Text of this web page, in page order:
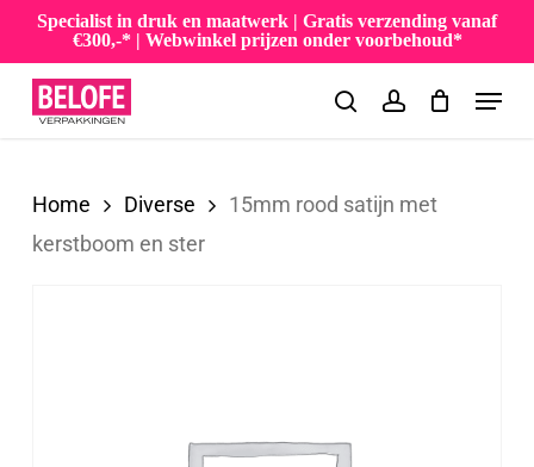
Skip
main
content
Specialist in druk en maatwerk | Gratis verzending vanaf
€300,-* | Webwinkel prijzen onder voorbehoud*
searchaccount
Menu
Home Diverse
15mm rood satijn met
kerstboom en ster